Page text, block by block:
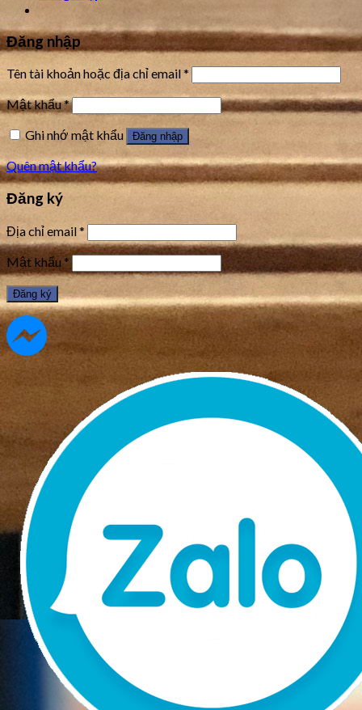
Đăng nhập
Tên tài khoản hoặc địa chỉ email*
Mật khẩu*
Ghi nhớ mật khẩu
Đăng nhập
Quên mật khẩu?
Đăng ký
Địa chỉ email*
Mật khẩu *
Đăng ký